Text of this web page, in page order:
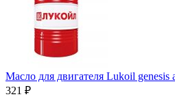
Масло для двигателя Lukoil genesis
321 ₽